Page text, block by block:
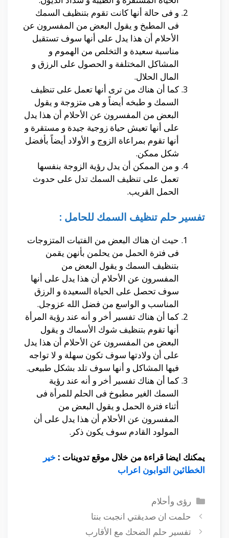
و فى حالة أنها كانت تقوم بتنظيف السمك
فى المطبخ و يقول البعض من المفسرون عن
الأحلام أن هذا يدل على أنها سوف تستقبل
مناسبة سعيدة و التخلص من الهموم و
المشاكل المختلفة و الحصول على الرزق و
المال الحلال.
كما أن هناك من ترى أنها تعمل على تنظيف
السمك و طبخه أيضاً و هى متزوجة و يقول
البعض من المفسرون عن الأحلام أن هذا يدل
على أنها تعيش حياة زوجية جيدة و مستقرة و
أنها تقوم بمراعاة الزوج و الأولاد أيضاً بأفضل
شكل ممكن.
و من الممكن أن يدل رؤية الزوجة بنفسها
تعمل على تنظيف السمك تدل على حدوث
الحمل القريب.
تفسير حلم تنظيف السمك للحامل :
حيث ان هناك البعض من الفتيات المتزوجات
فى فترة الحمل من يحلمن بأنهن يقمن
بتنظيف السمك و يقول البعض من
المفسرون عن الأحلام أن هذا يدل على أنها
سوف تحصل على الحياة السعيدة و الرزق
المناسب و الواسع من فضل الله عزوجل.
كما أن هناك تفسير أخر و أنه عند رؤية المرأة
أنها تقوم بتنظيف شوك الأسماك و يقول
البعض من المفسرون عن الأحلام أن هذا يدل
على أن ولادتها سوف تكون سهلة و لا تواجه
فيها المشاكل و أنها سوف تلد بشكل طبيعى.
كما أن هناك تفسير أخر و أنه عند رؤية
السمك الغير مطبوخ فى الحلم للمرأة فى
أثناء فترة الحمل و يقول البعض من
المفسرون عن الأحلام أن هذا يدل على أن
المولود القادم سوف يكون ذكر.
يمكنك ايضا قراءة من خلال موقع تدوينات : خير
الخطائين التوابون اعراب
التصنيفات
رؤى وأحلام
حلمت ان صديقتي انجبت بنتا
تفسير حلم الضحك مع الأقارب